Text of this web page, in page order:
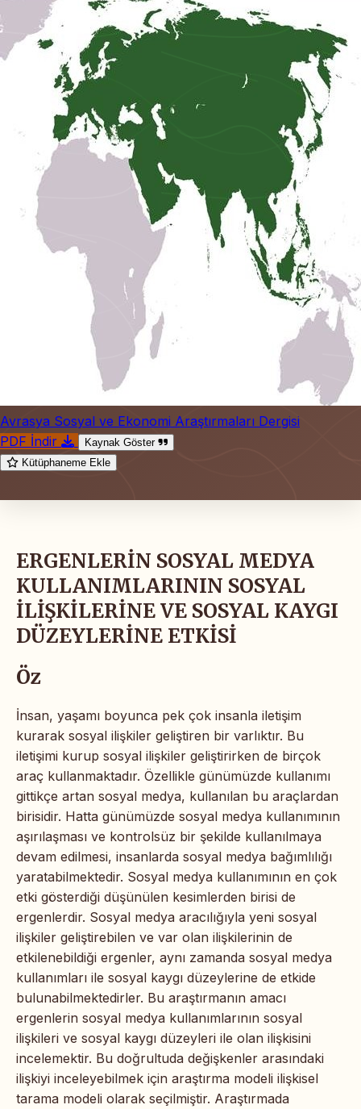
Avrasya Sosyal ve Ekonomi Araştırmaları Dergisi
PDF İndir
Kaynak Göster
Kütüphaneme Ekle
ERGENLERİN SOSYAL MEDYA
KULLANIMLARININ SOSYAL
İLİŞKİLERİNE VE SOSYAL KAYGI
DÜZEYLERİNE ETKİSİ
Öz
İnsan, yaşamı boyunca pek çok insanla iletişim
kurarak sosyal ilişkiler geliştiren bir varlıktır. Bu
iletişimi kurup sosyal ilişkiler geliştirirken de birçok
araç kullanmaktadır. Özellikle günümüzde kullanımı
gittikçe artan sosyal medya, kullanılan bu araçlardan
birisidir. Hatta günümüzde sosyal medya kullanımının
aşırılaşması ve kontrolsüz bir şekilde kullanılmaya
devam edilmesi, insanlarda sosyal medya bağımlılığı
yaratabilmektedir. Sosyal medya kullanımının en çok
etki gösterdiği düşünülen kesimlerden birisi de
ergenlerdir. Sosyal medya aracılığıyla yeni sosyal
ilişkiler geliştirebilen ve var olan ilişkilerinin de
etkilenebildiği ergenler, aynı zamanda sosyal medya
kullanımları ile sosyal kaygı düzeylerine de etkide
bulunabilmektedirler. Bu araştırmanın amacı
ergenlerin sosyal medya kullanımlarının sosyal
ilişkileri ve sosyal kaygı düzeyleri ile olan ilişkisini
incelemektir. Bu doğrultuda değişkenler arasındaki
ilişkiyi inceleyebilmek için araştırma modeli ilişkisel
tarama modeli olarak seçilmiştir. Araştırmada